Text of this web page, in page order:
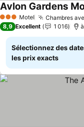
3 ÉtoilesMotel Chambres
Avlon Gardens
8,9 Excellent 1 016
Sélectionnez des
les prix exacts